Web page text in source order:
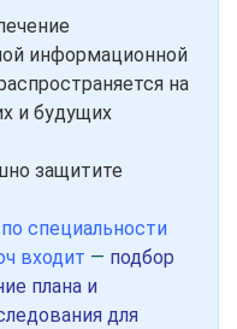
информационной
на
и будущих
защитите
специальности
входит — подбор
плана и
для